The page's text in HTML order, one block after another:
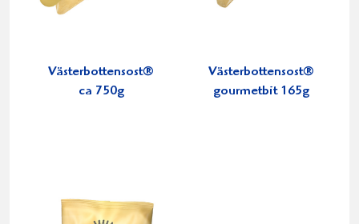
Västerbottensost®
ca 750g
Västerbottensost®
gourmetbit 165g